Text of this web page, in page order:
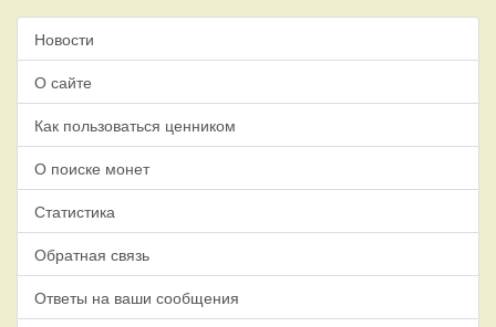
Новости
О сайте
Как пользоваться ценником
О поиске монет
Статистика
Обратная связь
Ответы на ваши сообщения